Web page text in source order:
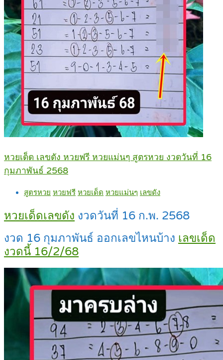
หวยเด็ด เลขดัง หวยฟรี หวยแม่นๆ สูตรหวย งวดวันที่ 16
กุมภาพันธ์ 2568
สูตรหวย หวยฟรี หวยเด็ด หวยแม่นๆ เลขดัง
หวยเด็ดเลขดัง งวดวันที่ 16 ก.พ. 2568
งวด 16 กุมภาพันธ์ ออกเลขไหนบ้าง เลขเด็ด
งวดนี้ 16/2/68